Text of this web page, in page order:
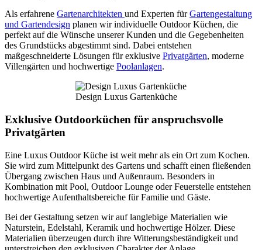
Als erfahrene Gartenarchitekten und Experten fürGartengestaltung
und Gartendesign planen wir individuelle Outdoor Küchen, die
perfekt auf die Wünsche unserer Kunden und die Gegebenheiten
des Grundstücks abgestimmt sind. Dabei entstehen
maßgeschneiderte Lösungen für exklusive Privatgärten, moderne
Villengärten und hochwertige Poolanlagen.
Design Luxus Gartenküche
Exklusive Outdoorküchen für anspruchsvolle
Privatgärten
Eine Luxus Outdoor Küche ist weit mehr als ein Ort zum Kochen.
Sie wird zum Mittelpunkt des Gartens und schafft einen fließenden
Übergang zwischen Haus und Außenraum. Besonders in
Kombination mit Pool, Outdoor Lounge oder Feuerstelle entstehen
hochwertige Aufenthaltsbereiche für Familie und Gäste.
Bei der Gestaltung setzen wir auf langlebige Materialien wie
Naturstein, Edelstahl, Keramik und hochwertige Hölzer. Diese
Materialien überzeugen durch ihre Witterungsbeständigkeit und